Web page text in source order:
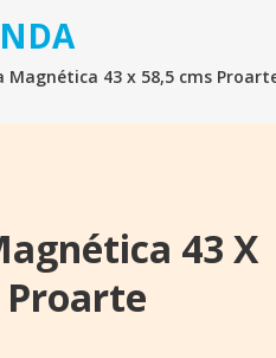
Magnética 43 x 58,5 cms
43 X
Proarte